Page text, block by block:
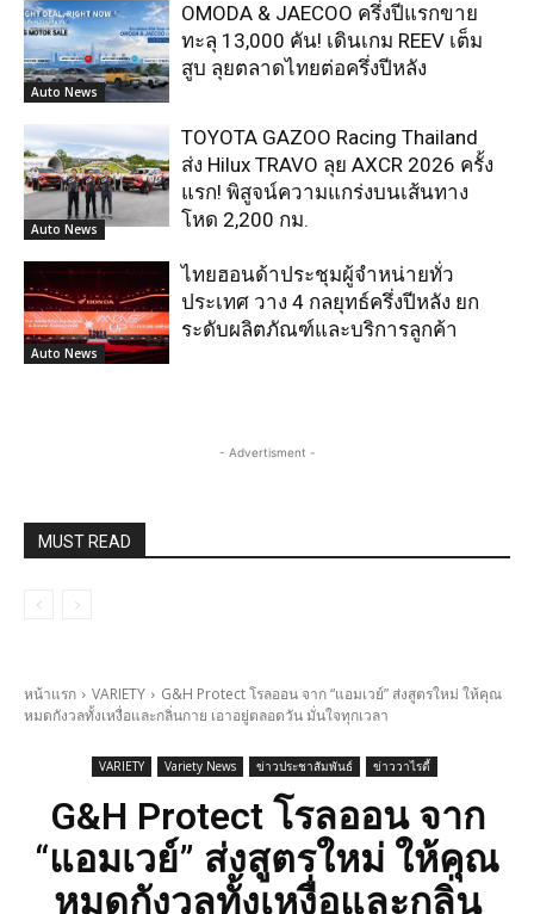
Auto News
OMODA & JAECOO ครึ่งปีแรกขาย
ทะลุ 13,000 คัน! เดินเกม REEV เต็ม
สูบ ลุยตลาดไทยต่อครึ่งปีหลัง
Auto News
TOYOTA GAZOO Racing Thailand
ส่ง Hilux TRAVO ลุย AXCR 2026 ครั้ง
แรก! พิสูจน์ความแกร่งบนเส้นทาง
โหด 2,200 กม.
Auto News
ไทยฮอนด้าประชุมผู้จำหน่ายทั่ว
ประเทศ วาง 4 กลยุทธ์ครึ่งปีหลัง ยก
ระดับผลิตภัณฑ์และบริการลูกค้า
- Advertisment -
MUST READ